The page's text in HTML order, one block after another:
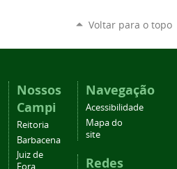
Voltar para o topo
Nossos
Campi
Reitoria
Barbacena
Juiz de
Navegação
Acessibilidade
Mapa do
site
Redes